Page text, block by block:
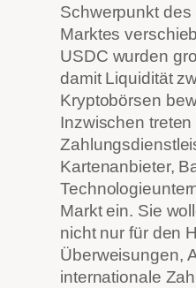
Schwerpunkt des
Marktes
USDC wurden
damit Liquidität
Kryptobörsen
Inzwischen treten
Kartenanbieter,
Markt ein. Sie
nicht nur für den
Überweisungen,
internationale